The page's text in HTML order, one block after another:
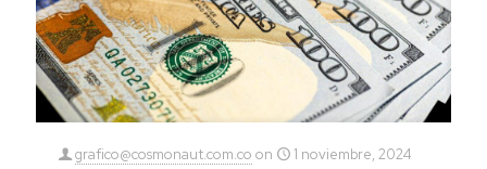
grafico@cosmonaut.com.co on 1 noviembre, 2024